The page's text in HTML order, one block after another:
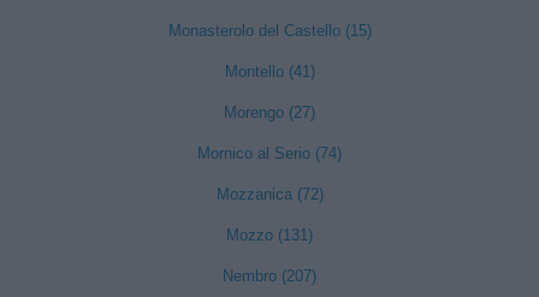
Monasterolo del Castello (15)
Montello (41)
Morengo (27)
Mornico al Serio (74)
Mozzanica (72)
Mozzo (131)
Nembro (207)